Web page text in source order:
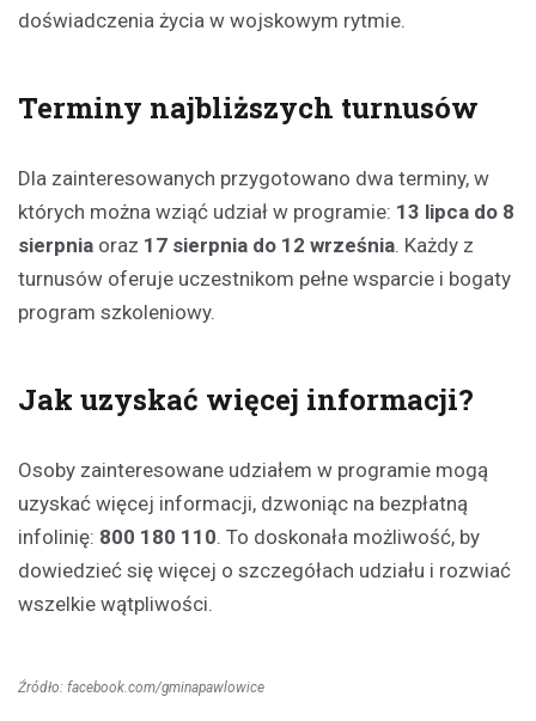
doświadczenia życia w wojskowym rytmie.
Terminy najbliższych turnusów
Dla zainteresowanych przygotowano dwa terminy, w
których można wziąć udział w programie: 13 lipca do 8
sierpnia oraz 17 sierpnia do 12 września. Każdy z
turnusów oferuje uczestnikom pełne wsparcie i bogaty
program szkoleniowy.
Jak uzyskać więcej informacji?
Osoby zainteresowane udziałem w programie mogą
uzyskać więcej informacji, dzwoniąc na bezpłatną
infolinię: 800 180 110. To doskonała możliwość, by
dowiedzieć się więcej o szczegółach udziału i rozwiać
wszelkie wątpliwości.
Źródło: facebook.com/gminapawlowice